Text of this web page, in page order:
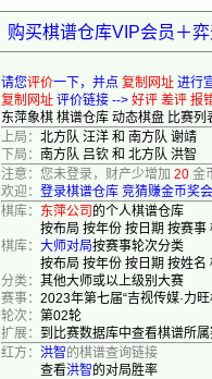
购买棋谱仓库VIP会员＋
请您评价一下，并点 复制网址 进行
复制网址 评价链接 --> 好评 差评 报
东萍象棋 棋谱仓库 动态棋盘 比赛列
上局： 北方队 汪洋 和 南方队 谢靖
下局： 南方队 吕钦 和 北方队 洪智
注意：您未登录，财产少增加 20 金
欢迎： 登录棋谱仓库 竞猜赚金币奖
棋库： 东萍公司 的个人棋谱仓库
按布局 按年份 按日期 按赛事
棋库： 大师对局按赛事轮次分类
按布局 按年份 按日期 按姓名
分类： 其他大师或以上级别大赛
赛事： 2023年第七届“吉视传媒·力
轮次： 第02轮
扩展： 到比赛数据库中查看棋谱所
红方： 洪智 的棋谱查询链接
查看洪智的对局胜率